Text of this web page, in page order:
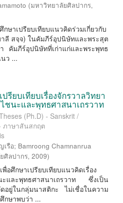
(มหาวิทยาลัยศิลปากร,
ษาเปรียบเทียบแนวคิดร่วมเกี่ยวกับ
ลี สจฺจ) ในคัมภีร์อุปนิษัทและพระสุต
คัมภีร์อุปนิษัทที่เก่าแก่และพระพุทธ
ว ...
รียบเทียบเรื่องจักรวาลวิทยา
ชนะและพุทธศาสนาเถรวาท
(Ph.D) - Sanskrit /
าษาสันสกฤต
เรือ; Bamroong Chamnanrua
ศิลปากร, 2009)
อศึกษาเปรียบเทียบแนวคิดเรื่อง
ะและพุทธศาสนาเถรวาท ซึ่งเป็น
อยู่ในกลุ่มนาสติกะ ไม่เชื่อในความ
กษาพบว่า ...